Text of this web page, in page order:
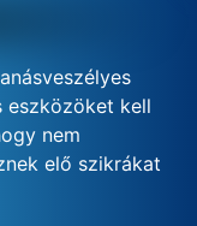
eszközöket kell
nem
elő szikrákat